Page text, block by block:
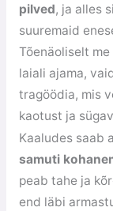
pilved, ja alles
suuremaid
Tõenäoliselt
laiali ajama,
tragöödia, mis
kaotust ja
Kaaludes saab
samuti
peab tahe ja
end läbi